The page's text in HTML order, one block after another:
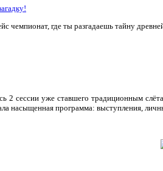
чемпионат, где ты разгадаешь тайну
2 сессии уже ставшего традиционным
насыщенная программа: выступления,